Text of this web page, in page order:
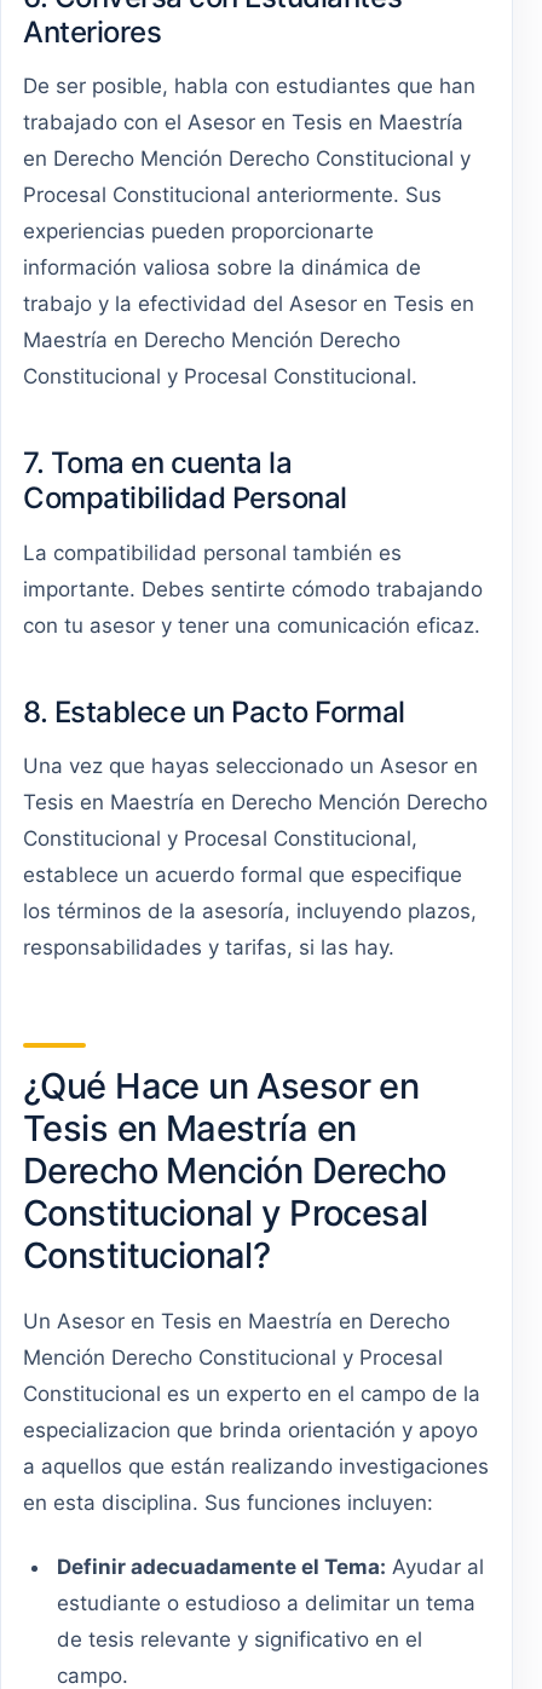
Anteriores
De ser posible, habla con estudiantes que han
trabajado con el Asesor en Tesis en Maestría
en Derecho Mención Derecho Constitucional y
Procesal Constitucional anteriormente. Sus
experiencias pueden proporcionarte
información valiosa sobre la dinámica de
trabajo y la efectividad del Asesor en Tesis en
Maestría en Derecho Mención Derecho
Constitucional y Procesal Constitucional.
7. Toma en cuenta la
Compatibilidad Personal
La compatibilidad personal también es
importante. Debes sentirte cómodo trabajando
con tu asesor y tener una comunicación eficaz.
8. Establece un Pacto Formal
Una vez que hayas seleccionado un Asesor en
Tesis en Maestría en Derecho Mención Derecho
Constitucional y Procesal Constitucional,
establece un acuerdo formal que especifique
los términos de la asesoría, incluyendo plazos,
responsabilidades y tarifas, si las hay.
¿Qué Hace un Asesor en
Tesis en Maestría en
Derecho Mención Derecho
Constitucional y Procesal
Constitucional?
Un Asesor en Tesis en Maestría en Derecho
Mención Derecho Constitucional y Procesal
Constitucional es un experto en el campo de la
especializacion que brinda orientación y apoyo
a aquellos que están realizando investigaciones
en esta disciplina. Sus funciones incluyen:
Definir adecuadamente el Tema: Ayudar al
estudiante o estudioso a delimitar un tema
de tesis relevante y significativo en el
campo.